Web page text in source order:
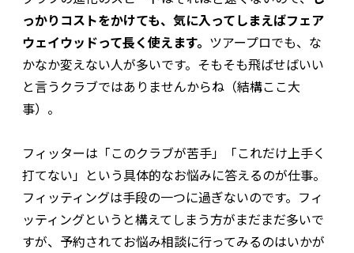
っかりコストをかけても、気に入ってしまえばフェア
ウェイウッドって長く使えます。 ツアープロでも、な
かなか変えない人が多いです。そもそも飛ばせばいい
と言うクラブではありませんからね（結構ここ大
事）。
フィッターは「このクラブが苦手」「これだけ上手く
打てない」という具体的なお悩みに答えるのが仕事。
フィッティングは手段の一つに過ぎないのです。フィ
ッティングというと構えてしまう方がまだまだ多いで
すが、予約されてお悩み相談に行ってみるのはいかが